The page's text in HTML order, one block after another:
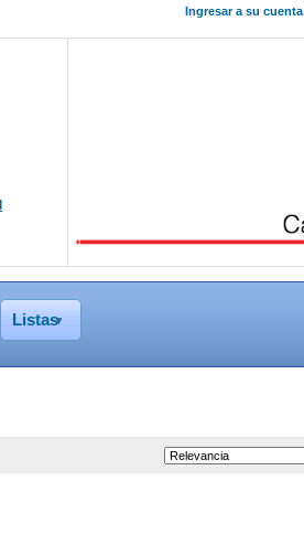
Ingresar a su cuenta
Listas